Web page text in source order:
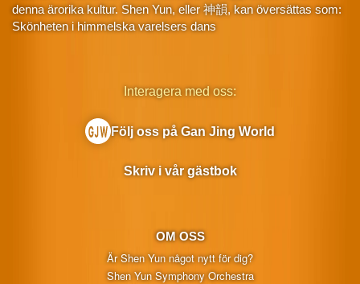
denna ärorika kultur. Shen Yun, eller 神韻, kan översättas som:
Skönheten i himmelska varelsers dans
OM OSS
Är Shen Yun något nytt för dig?
Shen Yun Symphony Orchestra
Interagera med oss:
Följ oss på Gan Jing World
Skriv i vår gästbok